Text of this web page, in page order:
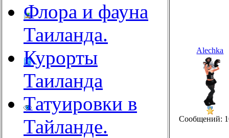
Флора и фауна
Таиланда.
Курорты
Таиланда
Татуировки в
Тайланде.
Alechka
Сообщений: